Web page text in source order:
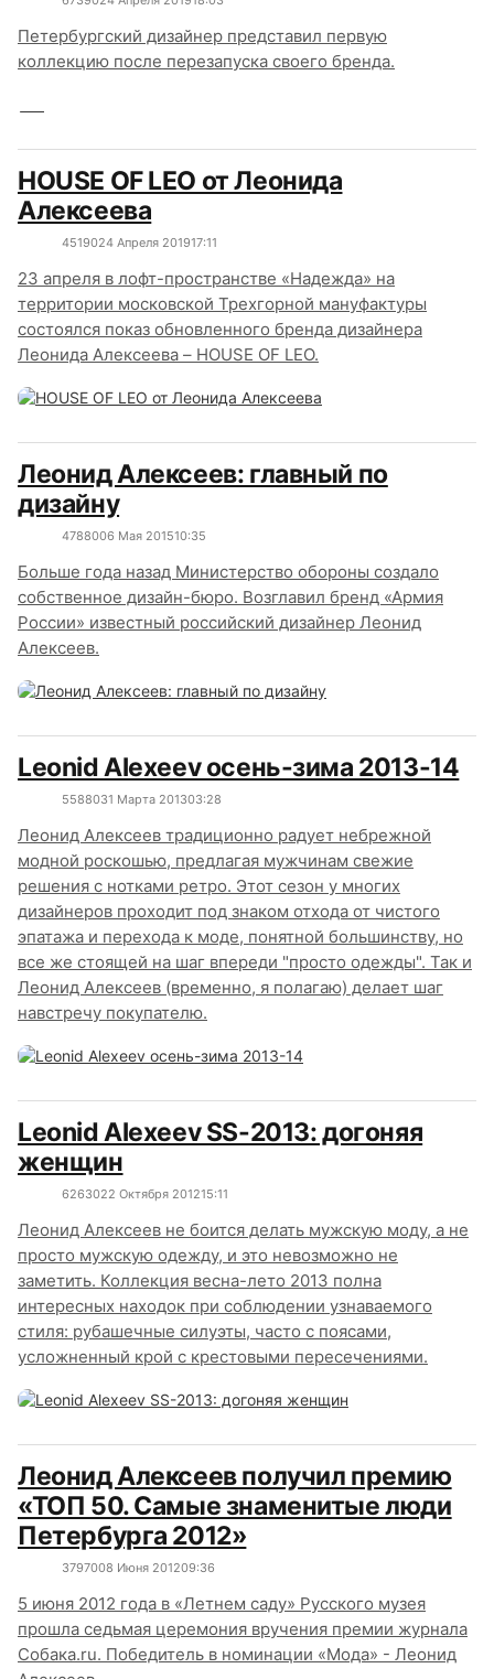
Петербургский дизайнер представил первую
коллекцию после перезапуска своего бренда.
HOUSE OF LEO от Леонида
Алексеева
4519024 Апреля 201917:11
23 апреля в лофт-пространстве «Надежда» на
территории московской Трехгорной мануфактуры
состоялся показ обновленного бренда дизайнера
Леонида Алексеева – HOUSE OF LEO.
Леонид Алексеев: главный по
дизайну
4788006 Мая 201510:35
Больше года назад Министерство обороны создало
собственное дизайн-бюро. Возглавил бренд «Армия
России» известный российский дизайнер Леонид
Алексеев.
Leonid Alexeev осень-зима 2013-14
5588031 Марта 201303:28
Леонид Алексеев традиционно радует небрежной
модной роскошью, предлагая мужчинам свежие
решения с нотками ретро. Этот сезон у многих
дизайнеров проходит под знаком отхода от чистого
эпатажа и перехода к моде, понятной большинству, но
все же стоящей на шаг впереди "просто одежды". Так и
Леонид Алексеев (временно, я полагаю) делает шаг
навстречу покупателю.
Leonid Alexeev SS-2013: догоняя
женщин
6263022 Октября 201215:11
Леонид Алексеев не боится делать мужскую моду, а не
просто мужскую одежду, и это невозможно не
заметить. Коллекция весна-лето 2013 полна
интересных находок при соблюдении узнаваемого
стиля: рубашечные силуэты, часто с поясами,
усложненный крой с крестовыми пересечениями.
Леонид Алексеев получил премию
«ТОП 50. Самые знаменитые люди
Петербурга 2012»
3797008 Июня 201209:36
5 июня 2012 года в «Летнем саду» Русского музея
прошла седьмая церемония вручения премии журнала
Собака.ru. Победитель в номинации «Мода» - Леонид